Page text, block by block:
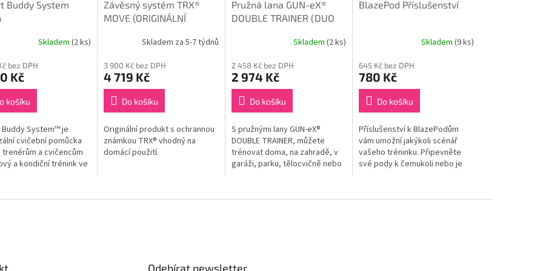
Buddy System
Skladem (2 ks)
bez DPH
Kč
košíku
System™ je
cvičební pomůcka
trenérům a cvičencům
a kondiční trénink ve
Závěsný systém TRX®
MOVE (ORIGINÁLNÍ
Skladem za 5-7 týdnů
3 900 Kč bez DPH
4 719 Kč
Do košíku
Originální produkt s ochrannou
známkou TRX® vhodný na
domácí použití.
Pružná lana GUN-eX®
DOUBLE TRAINER (DUO
Skladem(2 ks)
2 458 Kč bez DPH
2 974 Kč
Do košíku
S pružnými lany GUN-eX®
DOUBLE TRAINER, můžete
trénovat doma, na zahradě, v
garáži, parku, tělocvičně nebo
neoprenu,...
BlazePod Příslušenství
Skladem (9 ks)
645 Kč bez DPH
780 Kč
Do košíku
Příslušenství k BlazePodům
vám umožní jakýkoli scénář
vašeho tréninku. Připevněte
své pody k čemukoli nebo je
Odebírat newsletter